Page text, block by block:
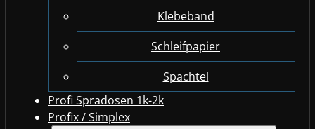
Klebeband
Schleifpapier
Spachtel
Profi Spradosen 1k-2k
Profix / Simplex